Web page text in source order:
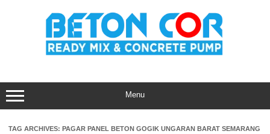
Menu
TAG ARCHIVES: PAGAR PANEL BETON GOGIK UNGARAN BARAT SEMARANG